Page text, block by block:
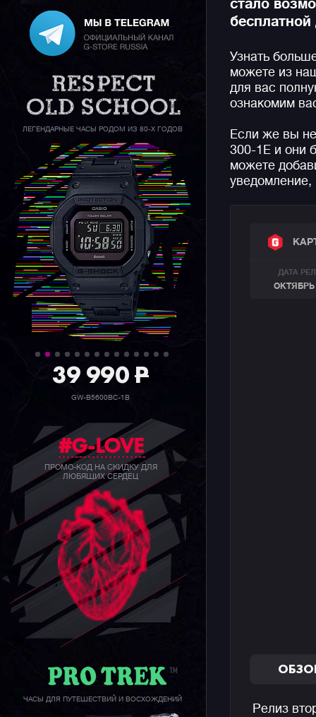
ЛЕГЕНДАРНЫЕ ЧАСЫ РОДОМ ИЗ 80-Х ГОДОВ
39 990P
GW-B5600BC-1B
#G-LOVE
ПРОМО-КОД НА СКИДКУ ДЛЯ
ЛЮБЯЩИХ СЕРДЕЦ
ЧАСЫ ДЛЯ ПУТЕШЕСТВИЙ И ВОСХОЖДЕНИЙ
стало
Узнать
можете из
для вас
ознакомим
Если же вы
300-1E и они
можете
уведомление,
ДАТА
ОКТЯБРЬ
Релиз